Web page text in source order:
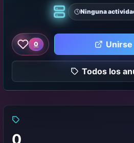
ClásicoNinguna
Me gusta este servidor
0
Todos los
0